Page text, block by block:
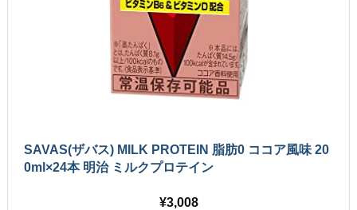
SAVAS(ザバス) MILK PROTEIN 脂肪0 ココア風味 20
0ml×24本 明治 ミルクプロテイン
3,008